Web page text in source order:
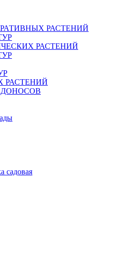
РАСТЕНИЙ
РАСТЕНИЙ
РАСТЕНИЙ
садовая